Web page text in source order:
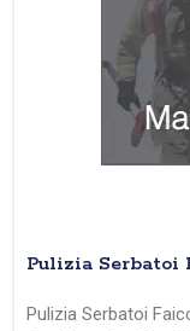
Pulizia Serbatoi
Pulizia Serbatoi